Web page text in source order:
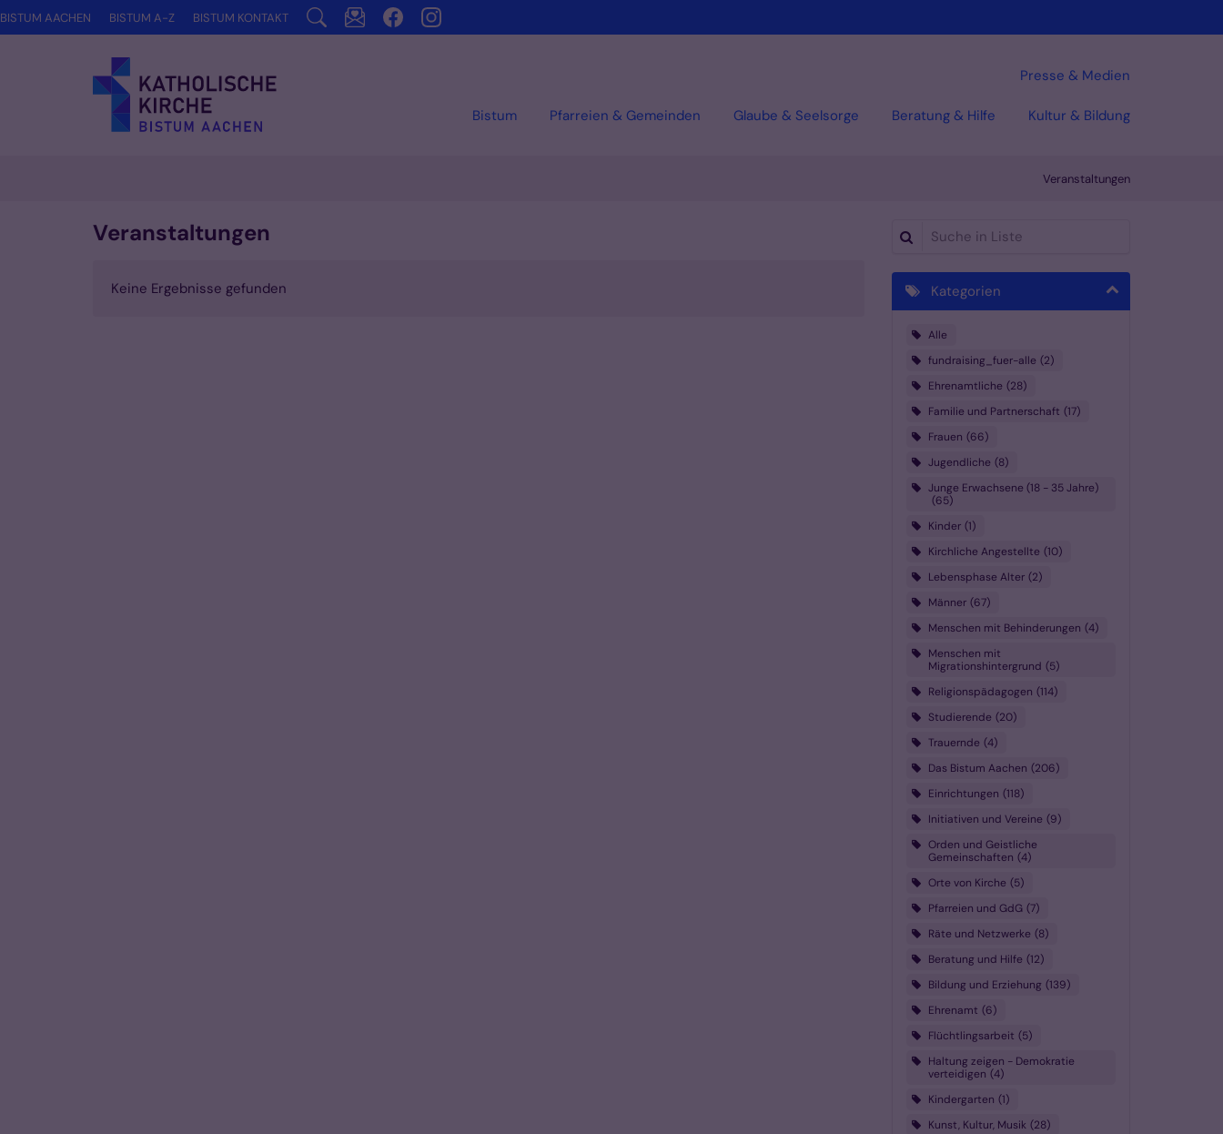
Zum Inhalt springen
Bistum Pfarreien & Gemeinden Glaube & Seelsorge Beratung & Hilfe Kultur & Bildung
Presse & Medien
BISTUM AACHEN BISTUM A-Z BISTUM KONTAKT
Veranstaltungen
Veranstaltungen
Keine Ergebnisse gefunden
Suche in Liste
Kategorien
Alle
fundraising_fuer-alle 2
Ehrenamtliche 28
Familie und Partnerschaft 17
Frauen 66
Jugendliche 8
Junge Erwachsene (18 - 35 Jahre)
65
Kinder 1
Kirchliche Angestellte 10
Lebensphase Alter 2
Männer 67
Menschen mit Behinderungen 4
Menschen mit
Migrationshintergrund 5
Religionspädagogen 114
Studierende 20
Trauernde 4
Das Bistum Aachen 206
Einrichtungen 118
Initiativen und Vereine 9
Orden und Geistliche
Gemeinschaften 4
Orte von Kirche 5
Pfarreien und GdG 7
Räte und Netzwerke 8
Beratung und Hilfe 12
Bildung und Erziehung 139
Ehrenamt 6
Flüchtlingsarbeit 5
Haltung zeigen - Demokratie
verteidigen 4
Kindergarten 1
Kunst, Kultur, Musik 28